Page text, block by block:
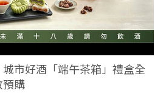
市好酒「端午茶箱」禮盒全
預購